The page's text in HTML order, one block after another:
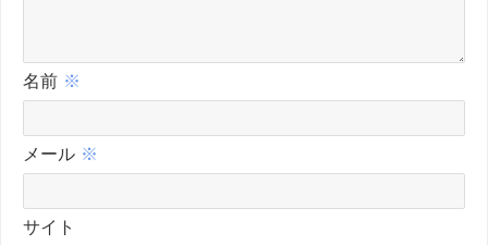
名前 ※
メール ※
サイト